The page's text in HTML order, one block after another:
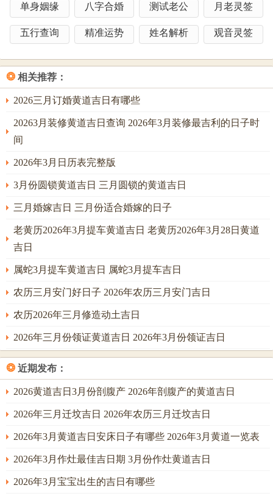
然甲申日冲虎，煞在南，生肖属虎者当日须谨慎言行，不宜
与新人直接接触，虽云大吉，但月令卯木与日支申金暗合，
了之象，故命主若八字带桃花，则需在此日明确与过往切
割，专一待新。当日申时（15-17点）为「司命」吉时用于拜
堂，能合天地交泰之气，化解暗合带来的潜在纠葛。
2026年3月13日星期五 农历正月廿五
「比肩坐库」之日，能量厚重，宜结婚，祭祀、出行，立
券、交易，进人口、搬家，动土；神煞中「天德」合日，主
得长辈贵人相助，若家中父母身体欠安，此日婚嫁，反有冲
功半，需防婚礼过程中出现流程拖延，物品遗失等小插曲。
合」，此为六盒之一，主夫妻情深，如胶似漆。但丙火过
旺，若新娘八字中金弱，则需在婚礼现场正西方位放置一杯
清水，以金水相生，泄火气，补金力，调候命局，可保婚后
肺经健康，免受火炎灼伤之苦；常有命主于此日大宴宾客，
却忽略空调冷气过足，反伤脾胃，此即火极反侮之象，需得
中与。
2026年3月16日星期一 农历正月廿八
此日干支为己丑，土气厚重，两土相扶，是为「比肩帮身」
床，此日恰逢「司命」黄道，又得「六盒」吉神临位，主根
基稳固，婚后家宅安宁，尤其利于置办房产，添丁进口，己
单身姻缘 八字合婚 测试老公 月老灵签
五行查询 精准运势 姓名解析 观音灵签
❂ 相关推荐：
2026三月订婚黄道吉日有哪些
20263月装修黄道吉日查询 2026年3月装修最吉利的日子时
间
2026年3月日历表完整版
3月份圆锁黄道吉日 三月圆锁的黄道吉日
三月婚嫁吉日 三月份适合婚嫁的日子
老黄历2026年3月提车黄道吉日 老黄历2026年3月28日黄道
吉日
属蛇3月提车黄道吉日 属蛇3月提车吉日
农历三月安门好日子 2026年农历三月安门吉日
农历2026年三月修造动土吉日
2026年三月份领证黄道吉日 2026年3月份领证吉日
❂ 近期发布：
2026黄道吉日3月份剖腹产 2026年剖腹产的黄道吉日
2026年三月迁坟吉日 2026年农历三月迁坟吉日
2026年3月黄道吉日安床日子有哪些 2026年3月黄道一览表
2026年3月作灶最佳吉日期 3月份作灶黄道吉日
2026年3月宝宝出生的吉日有哪些